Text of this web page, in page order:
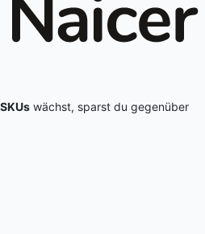
wächst, sparst du gegenüber